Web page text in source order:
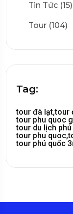
Tin Tức (15)
Tour (104)
Tag:
tour đà lạt,tour
tour phu quoc
tour du lịch phú
tour phu quoc,
tour phú quốc